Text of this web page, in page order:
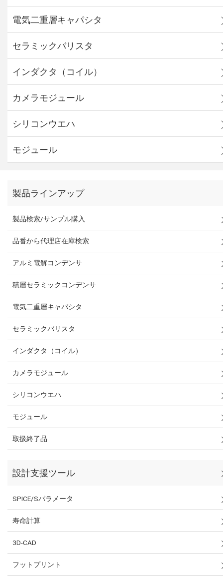
電気二重層キャパシタ
セラミックバリスタ
インダクタ（コイル）
カメラモジュール
シリコンウエハ
モジュール
製品ラインアップ
製品検索/サンプル購入
品番から代理店在庫検索
アルミ電解コンデンサ
積層セラミックコンデンサ
電気二重層キャパシタ
セラミックバリスタ
インダクタ（コイル）
カメラモジュール
シリコンウエハ
モジュール
取扱終了品
設計支援ツール
SPICE/Sパラメータ
寿命計算
3D-CAD
フットプリント